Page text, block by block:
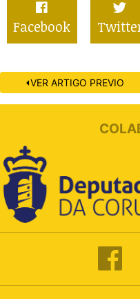
Facebook
⏴VER ARTIGO PREVIO